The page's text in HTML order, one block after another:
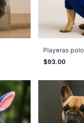
Playeras polo
$93.00